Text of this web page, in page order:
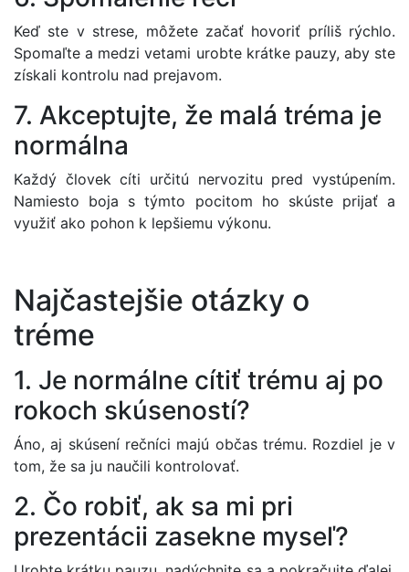
Keď ste v strese, môžete začať hovoriť príliš rýchlo.
Spomaľte a medzi vetami urobte krátke pauzy, aby ste
získali kontrolu nad prejavom.
7. Akceptujte, že malá tréma je
normálna
Každý človek cíti určitú nervozitu pred vystúpením.
Namiesto boja s týmto pocitom ho skúste prijať a
využiť ako pohon k lepšiemu výkonu.
Najčastejšie otázky o
tréme
1. Je normálne cítiť trému aj po
rokoch skúseností?
Áno, aj skúsení rečníci majú občas trému. Rozdiel je v
tom, že sa ju naučili kontrolovať.
2. Čo robiť, ak sa mi pri
prezentácii zasekne myseľ?